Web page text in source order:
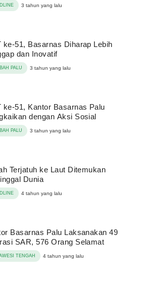
3 tahun yang lalu
ke-51, Basarnas Diharap Lebih
dan Inovatif
PALU 3 tahun yang lalu
ke-51, Kantor Basarnas Palu
dengan Aksi Sosial
PALU 3 tahun yang lalu
Terjatuh ke Laut Ditemukan
Dunia
4 tahun yang lalu
Basarnas Palu Laksanakan 49
SAR, 576 Orang Selamat
TENGAH 4 tahun yang lalu